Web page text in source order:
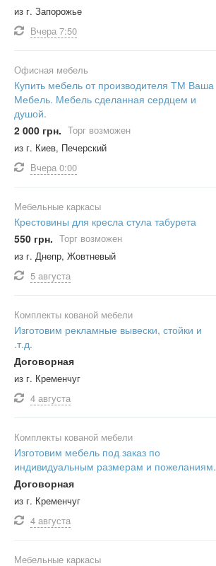
из г. Запорожье
Вчера 7:50
Офисная мебель
Купить мебель от производителя ТМ Ваша
Мебель. Мебель сделанная сердцем и
душой.
2 000 грн. Торг возможен
из г. Киев, Печерский
Вчера 0:00
Мебельные каркасы
Крестовины для кресла стула табурета
550 грн. Торг возможен
из г. Днепр, Жовтневый
5 августа
Комплекты кованой мебели
Изготовим рекламные вывески, стойки и
.т.д.
Договорная
из г. Кременчуг
4 августа
Комплекты кованой мебели
Изготовим мебель под заказ по
индивидуальным размерам и пожеланиям.
Договорная
из г. Кременчуг
4 августа
Мебельные каркасы